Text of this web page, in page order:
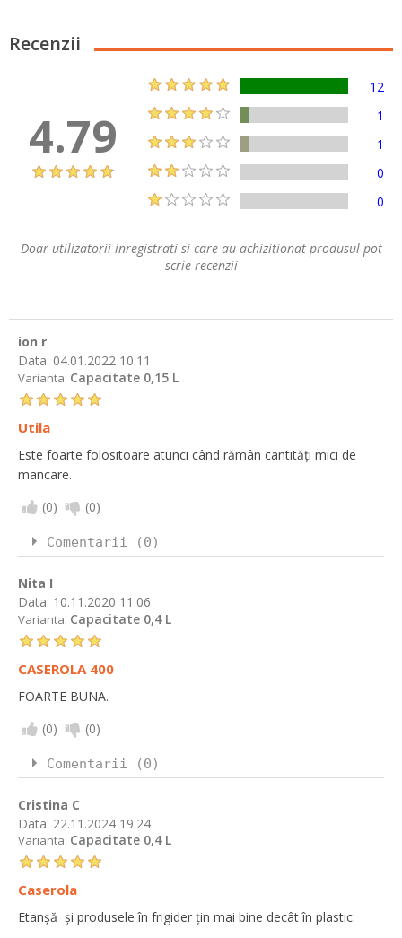
Recenzii
4.79
12
1
1
0
0
Doar utilizatorii inregistrati si care au achizitionat produsul pot
scrie recenzii
ion r
Data: 04.01.2022 10:11
Varianta: Capacitate 0,15 L
Utila
Este foarte folositoare atunci când rămân cantități mici de
mancare.
(0) (0)
Comentarii (0)
Nita I
Data: 10.11.2020 11:06
Varianta: Capacitate 0,4 L
CASEROLA 400
FOARTE BUNA.
(0) (0)
Comentarii (0)
Cristina C
Data: 22.11.2024 19:24
Varianta: Capacitate 0,4 L
Caserola
Etanșă și produsele în frigider țin mai bine decât în plastic.